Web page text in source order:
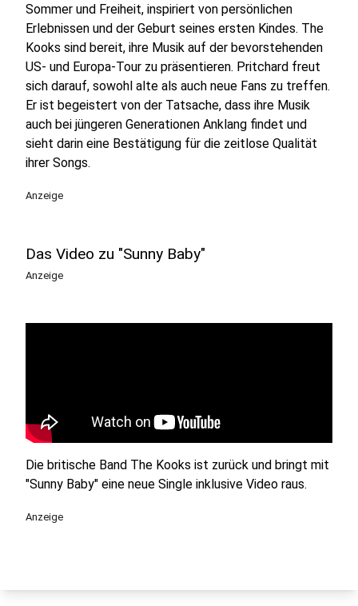
Sommer und Freiheit, inspiriert von persönlichen
Erlebnissen und der Geburt seines ersten Kindes. The
Kooks sind bereit, ihre Musik auf der bevorstehenden
US- und Europa-Tour zu präsentieren. Pritchard freut
sich darauf, sowohl alte als auch neue Fans zu treffen.
Er ist begeistert von der Tatsache, dass ihre Musik
auch bei jüngeren Generationen Anklang findet und
sieht darin eine Bestätigung für die zeitlose Qualität
ihrer Songs.
Anzeige
Das Video zu "Sunny Baby"
Anzeige
Die britische Band The Kooks ist zurück und bringt mit
"Sunny Baby" eine neue Single inklusive Video raus.
Anzeige